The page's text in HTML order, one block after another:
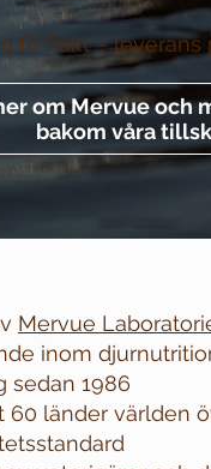
om Mervue och
bakom våra
fri frakt –leverans
Mervue
inom
sedan 1986
60 länder världen